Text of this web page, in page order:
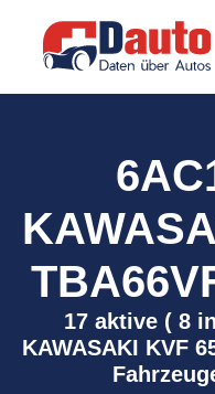
17 aktive ( 8
KAWASAKI KVF